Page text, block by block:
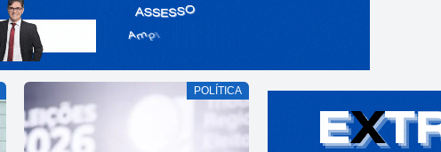
POLÍTICA